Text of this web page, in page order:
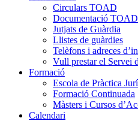
Circulars TOAD
Documentació TOAD
Jutjats de Guàrdia
Llistes de guàrdies
Telèfons i adreces
Vull prestar el Servei
Formació
Escola de Pràctica
Formació Continuada
Màsters i Cursos
Calendari